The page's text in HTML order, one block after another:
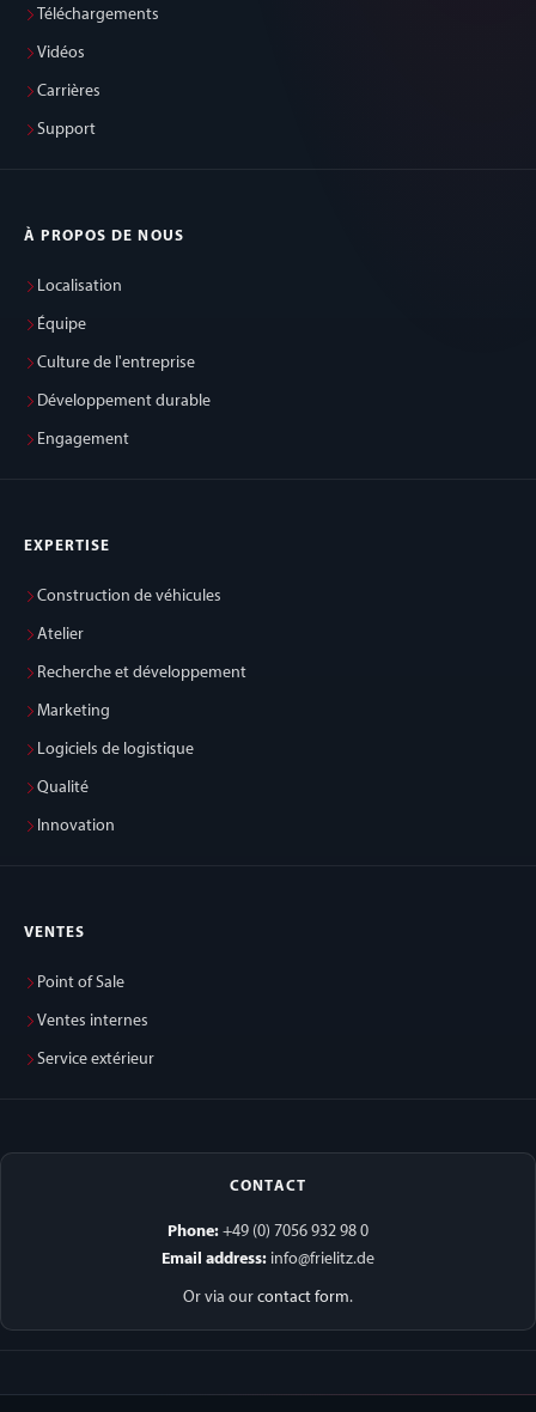
Téléchargements
Vidéos
Carrières
Support
À PROPOS DE NOUS
Localisation
Équipe
Culture de l'entreprise
Développement durable
Engagement
EXPERTISE
Construction de véhicules
Atelier
Recherche et développement
Marketing
Logiciels de logistique
Qualité
Innovation
VENTES
Point of Sale
Ventes internes
Service extérieur
CONTACT
Phone: +49 (0) 7056 932 98 0
Email address: info@frielitz.de
Or via our contact form.